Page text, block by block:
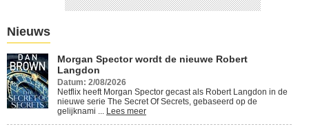
Nieuws
Morgan Spector wordt de nieuwe Robert
Langdon
Datum: 2/08/2026
Netflix heeft Morgan Spector gecast als Robert Langdon in de
nieuwe serie The Secret Of Secrets, gebaseerd op de
gelijknami ... Lees meer